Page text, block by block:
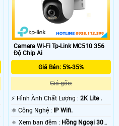
Camera Wi-Fi Tp-Link MC510 356
Độ Chip Ai
Giá Bán: 5%-35%
Giá gốc:
️⚡ Hình Ành Chất Lượng :2K Lite .
⚛️ Công Nghệ :
IP Wifi.
🔅 Xem ban đêm : Hồng Ngoại 30m